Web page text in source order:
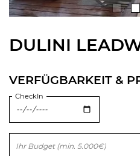
DULINI
VERFÜGBARKEIT &
CheckIn
Bitte lasse dieses Feld leer.